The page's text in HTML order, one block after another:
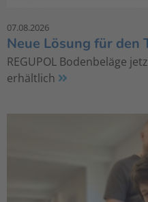
07.08.2026
Neue Lösung für den
REGUPOL Bodenbeläge
erhältlich